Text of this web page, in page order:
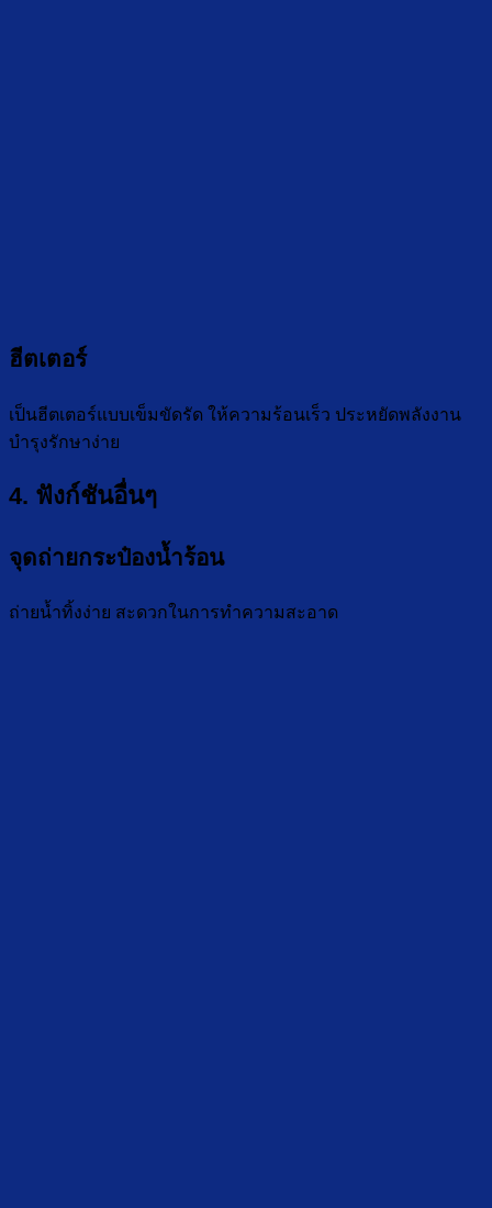
ฮีตเตอร์
เป็นฮีตเตอร์แบบเข็มขัดรัด ให้ความร้อนเร็ว ประหยัดพลังงาน
บำรุงรักษาง่าย
4. ฟังก์ชันอื่นๆ
จุดถ่ายกระป๋องน้ำร้อน
ถ่ายน้ำทิ้งง่าย สะดวกในการทำความสะอาด